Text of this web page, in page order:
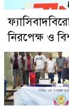
নিরপেক্ষ ও